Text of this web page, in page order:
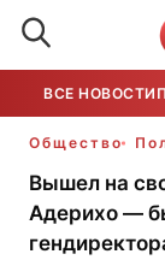
ВСЕ НОВОСТИ
Общество
Вышел на
Адерихо —